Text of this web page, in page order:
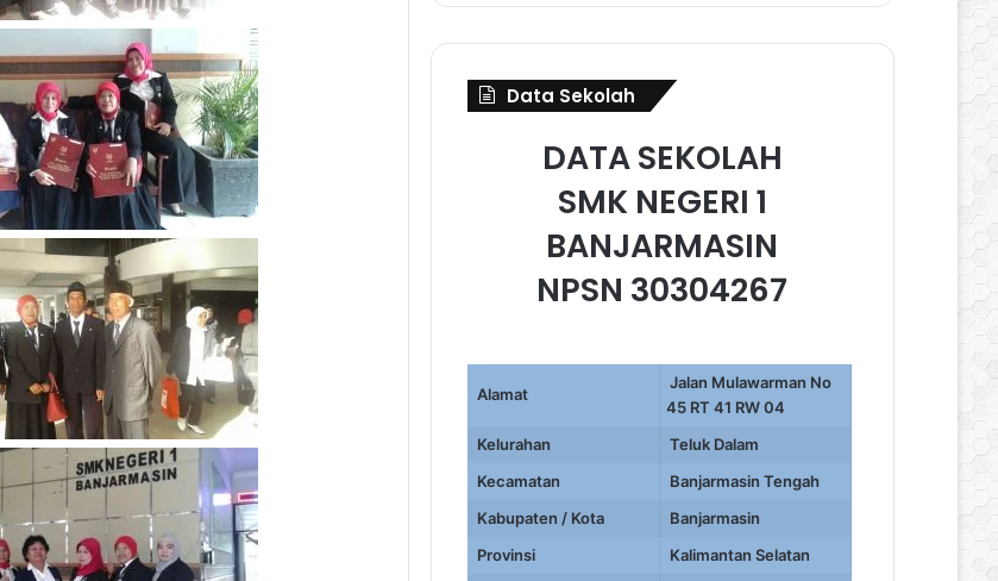
Data Sekolah
DATA SEKOLAH
SMK NEGERI 1
BANJARMASIN
NPSN 30304267
Alamat
Jalan Mulawarman No
45 RT 41 RW 04
Kelurahan
Teluk Dalam
Kecamatan
Banjarmasin Tengah
Kabupaten / Kota
Banjarmasin
Provinsi
Kalimantan Selatan